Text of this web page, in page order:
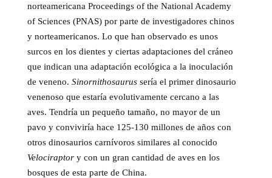
norteamericana Proceedings of the National Academy
of Sciences (PNAS) por parte de investigadores chinos
y norteamericanos. Lo que han observado es unos
surcos en los dientes y ciertas adaptaciones del cráneo
que indican una adaptación ecológica a la inoculación
de veneno. Sinornithosaurussería el primer dinosaurio
venenoso que estaría evolutivamente cercano a las
aves. Tendría un pequeño tamaño, no mayor de un
pavo y conviviría hace 125-130 millones de años con
otros dinosaurios carnívoros similares al conocido
Velociraptory con un gran cantidad de aves en los
bosques de esta parte de China.